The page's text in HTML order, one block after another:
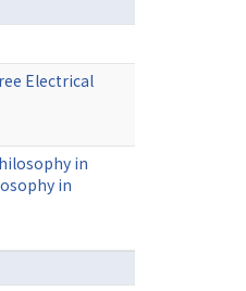
Electrical
in
in